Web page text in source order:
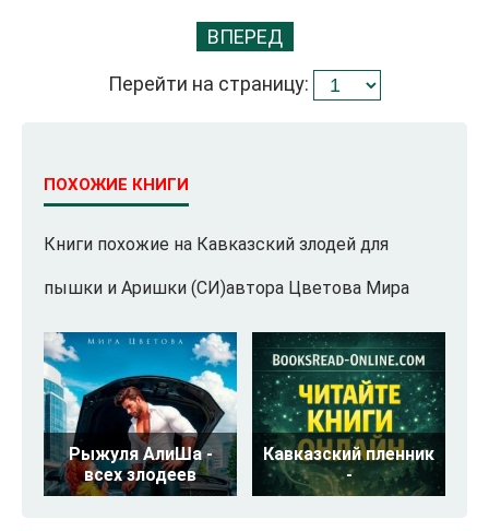
ВПЕРЕД
Перейти на страницу:
ПОХОЖИЕ КНИГИ
Книги похожие на Кавказский злодей для
пышки и Аришки (СИ)автора Цветова Мира
Рыжуля АлиШа -
всех злодеев
Кавказский пленник
-